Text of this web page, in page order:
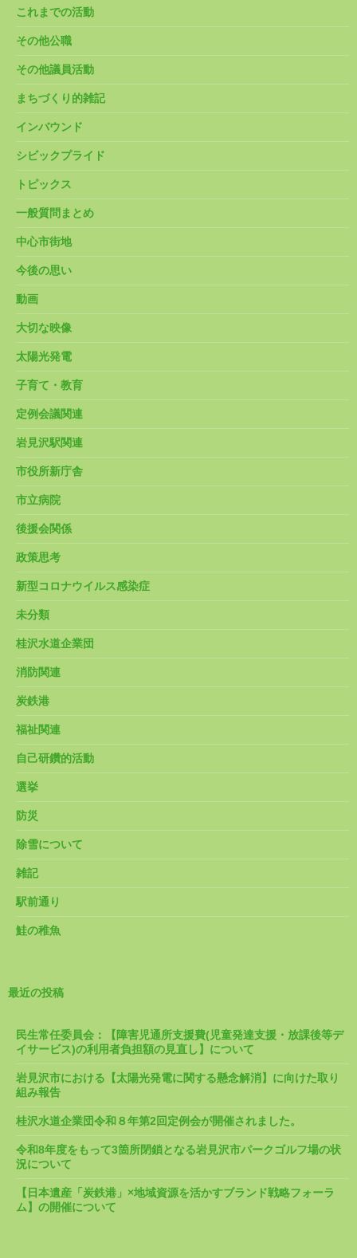
これまでの活動
その他公職
その他議員活動
まちづくり的雑記
インバウンド
シビックプライド
トピックス
一般質問まとめ
中心市街地
今後の思い
動画
大切な映像
太陽光発電
子育て・教育
定例会議関連
岩見沢駅関連
市役所新庁舎
市立病院
後援会関係
政策思考
新型コロナウイルス感染症
未分類
桂沢水道企業団
消防関連
炭鉄港
福祉関連
自己研鑽的活動
選挙
防災
除雪について
雑記
駅前通り
鮭の稚魚
最近の投稿
民生常任委員会：【障害児通所支援費(児童発達支援・放課後等デ
イサービス)の利用者負担額の見直し】について
岩見沢市における【太陽光発電に関する懸念解消】に向けた取り
組み報告
桂沢水道企業団令和８年第2回定例会が開催されました。
令和8年度をもって3箇所閉鎖となる岩見沢市パークゴルフ場の状
況について
【日本遺産「炭鉄港」×地域資源を活かすブランド戦略フォーラ
ム】の開催について